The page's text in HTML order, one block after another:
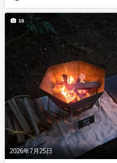
2026年7月25日
10